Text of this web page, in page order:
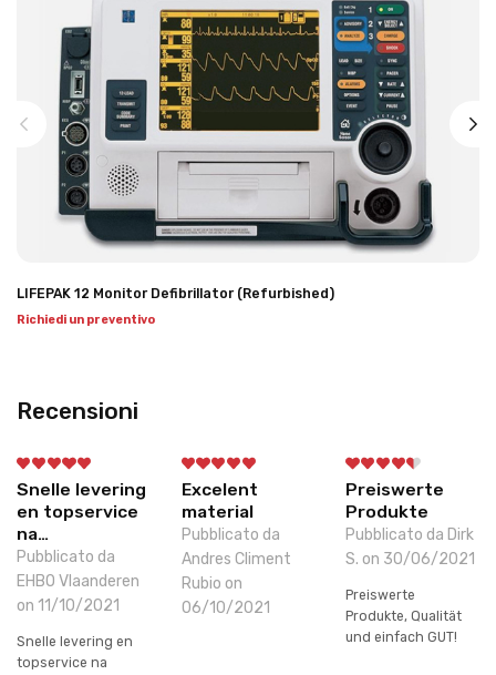
LIFEPAK 12 Monitor Defibrillator (Refurbished)
Richiedi un preventivo
Recensioni
Snelle levering
en topservice
na…
Pubblicato da
EHBO Vlaanderen
on 11/10/2021
Snelle levering en
topservice na
Excelent
material
Pubblicato da
Andres Climent
Rubio on
06/10/2021
Preiswerte
Produkte
Pubblicato da Dirk
S. on 30/06/2021
Preiswerte
Produkte, Qualität
und einfach GUT!